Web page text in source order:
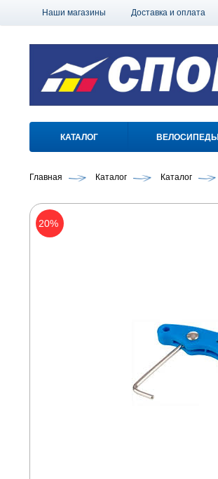
Наши магазины Доставка и оплата
КАТАЛОГ ВЕЛОСИПЕДЫ
Главная Каталог Каталог
20%